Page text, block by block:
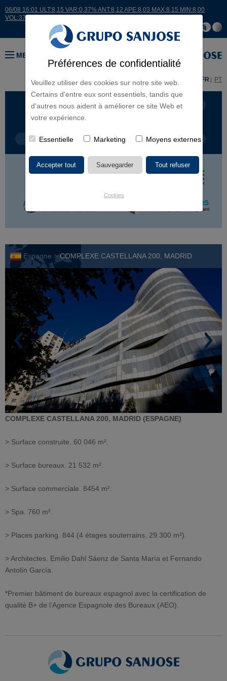
Préférences de confidentialité
Veuillez utiliser des cookies sur notre site web.
Certains d'entre eux sont essentiels, tandis que
d'autres nous aident à améliorer ce site Web et
votre expérience.
Essentielle Marketing Moyens externes
Cookies
06/08 16:01 ULT:8,15 VAR:0,37% ANT:8,12 APE:8,03 MAX:8,15 MIN:8,00
VOL:37938
MENU
ES FR PT
LIGNES D'ACTIVITÉ CONTINENTS
TYPE DE PROJET NOM DU PROJET
Espagne >COMPLEXE CASTELLANA 200, MADRID
COMPLEXE CASTELLANA 200, MADRID (ESPAGNE)
> Surface construite. 60 046 m².
> Surface bureaux. 21 532 m².
> Surface commerciale. 8454 m².
> Spa. 760 m².
> Places parking. 844 (4 étages souterrains, 29.300 m²).
> Architectes. Emilio Dahl Sáenz de Santa María et Fernando
Antolín García.
*Premier bâtiment de bureaux espagnol avec la certification de
qualité B+ de l’Agence Espagnole des Bureaux (AEO).